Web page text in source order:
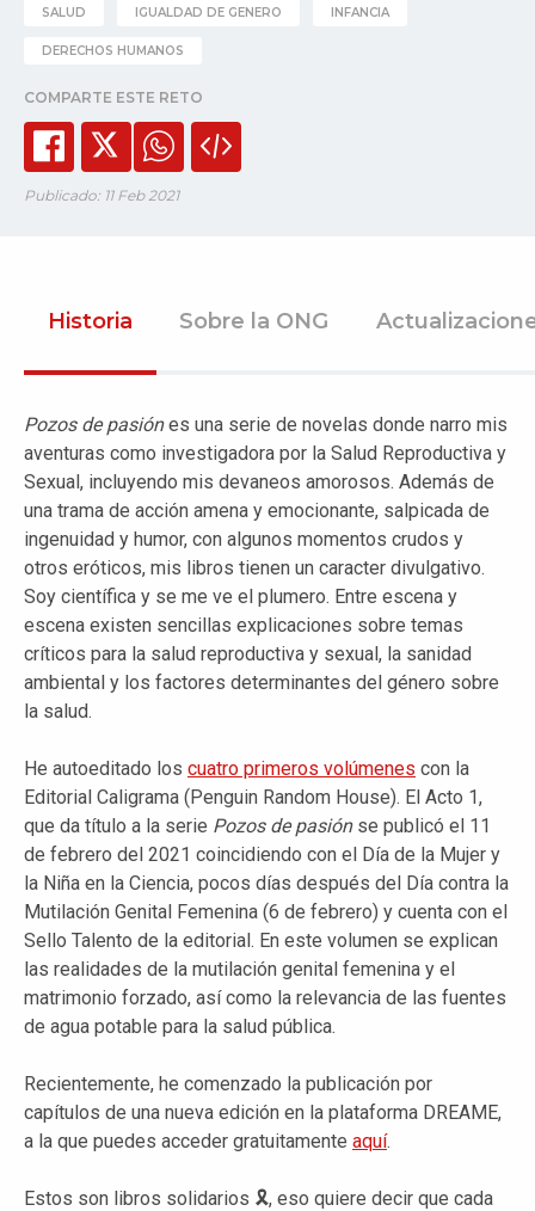
SALUD IGUALDAD DE GENERO INFANCIA
DERECHOS HUMANOS
COMPARTE ESTE RETO
Publicado: 11 Feb 2021
Historia Sobre la ONG
Pozos de pasiónes una serie de novelas donde narro mis
aventuras como investigadora por la Salud Reproductiva y
Sexual, incluyendo mis devaneos amorosos. Además de
una trama de acción amena y emocionante, salpicada de
ingenuidad y humor, con algunos momentos crudos y
otros eróticos, mis libros tienen un caracter divulgativo.
Soy científica y se me ve el plumero. Entre escena y
escena existen sencillas explicaciones sobre temas
críticos para la salud reproductiva y sexual, la sanidad
ambiental y los factores determinantes del género sobre
la salud.
He autoeditado los cuatro primeros volúmenes con la
Editorial Caligrama (Penguin Random House). El Acto 1,
que da título a la serie Pozos de pasión se publicó el 11
de febrero del 2021 coincidiendo con el Día de la Mujer y
la Niña en la Ciencia, pocos días después del Día contra la
Mutilación Genital Femenina (6 de febrero) y cuenta con el
Sello Talento de la editorial. En este volumen se explican
las realidades de la mutilación genital femenina y el
matrimonio forzado, así como la relevancia de las fuentes
de agua potable para la salud pública.
Recientemente, he comenzado la publicación por
capítulos de una nueva edición en la plataforma DREAME,
a la que puedes acceder gratuitamente aquí.
Estos son libros solidarios 🎗️, eso quiere decir que cada